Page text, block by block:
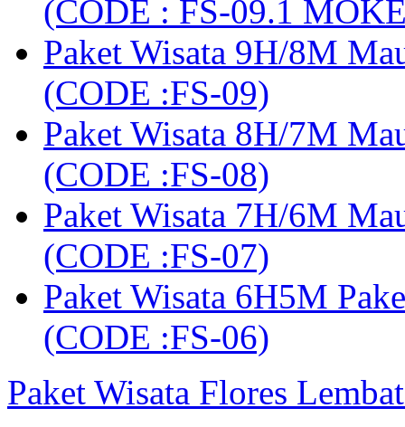
(CODE : FS-09.1
Paket Wisata 9H/8M
(CODE :FS-09)
Paket Wisata 8H/7M
(CODE :FS-08)
Paket Wisata 7H/6M
(CODE :FS-07)
Paket Wisata 6H5M
(CODE :FS-06)
Paket Wisata Flores